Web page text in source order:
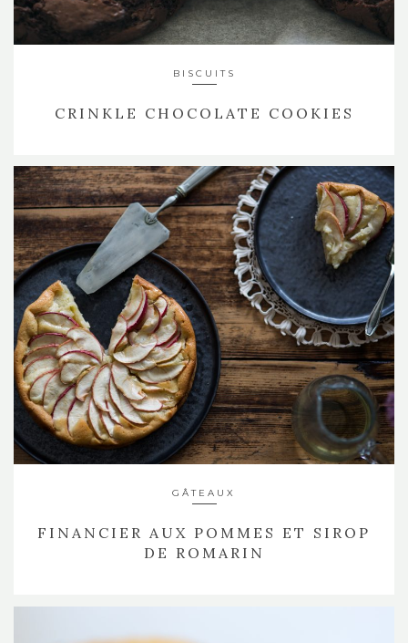
BISCUITS
CRINKLE CHOCOLATE COOKIES
GÂTEAUX
FINANCIER AUX POMMES ET SIROP
DE ROMARIN